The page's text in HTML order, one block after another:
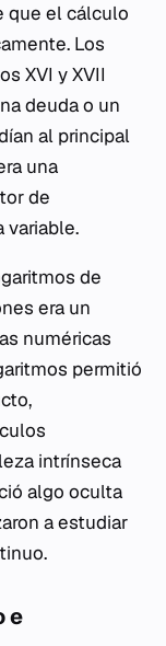
que el cálculo
Los
XVI y XVII
deuda o un
al principal
una
de
variable.
de
era un
numéricas
permitió
intrínseca
algo oculta
a estudiar
e